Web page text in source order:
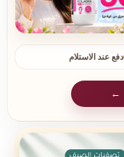
دفع عند الاستلام